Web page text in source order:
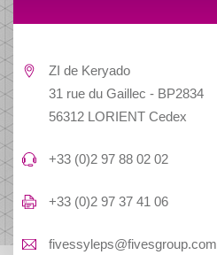
ZI de Keryado
31 rue du Gaillec - BP2834
56312 LORIENT Cedex
+33 (0)2 97 88 02 02
+33 (0)2 97 37 41 06
fivessyleps@fivesgroup.com